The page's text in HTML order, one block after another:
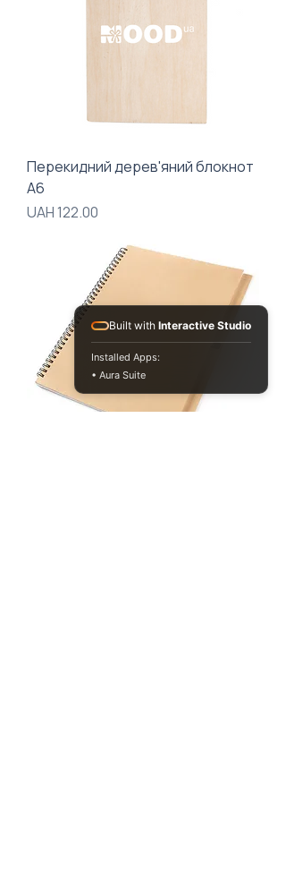
Перекидний дерев'яний блокнот
А6
Price
UAH 122.00
Built with Interactive Studio
Installed Apps:
• Aura Suite